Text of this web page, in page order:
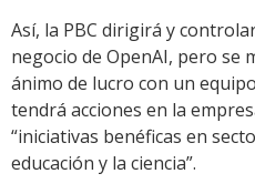
Así, la PBC dirigirá y
negocio de OpenAI, pero se
ánimo de lucro con un
tendrá acciones en la
“iniciativas benéficas en
educación y la ciencia”.